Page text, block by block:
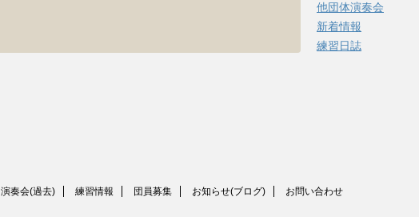
他団体演奏会
新着情報
練習日誌
演奏会(過去) 練習情報 団員募集 お知らせ(ブログ) お問い合わせ